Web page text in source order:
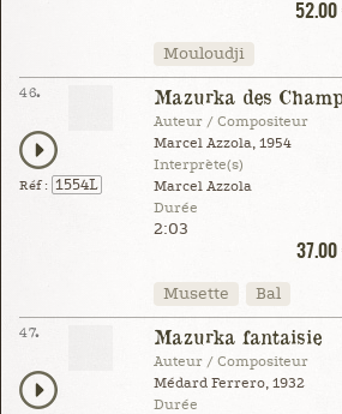
52.00
Mouloudji
46.
Réf : 1554L
Mazurka des
Auteur / Compositeur
Marcel Azzola, 1954
Interprète(s)
Marcel Azzola
Durée
2:03
37.00
Musette Bal
47. Mazurka fantaisie
Auteur / Compositeur
Médard Ferrero, 1932
Durée